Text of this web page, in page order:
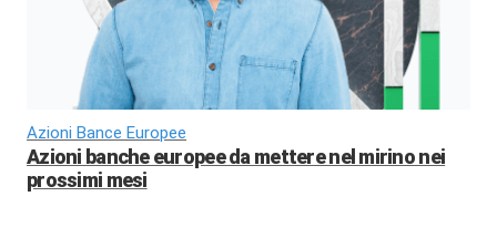
Azioni Bance Europee
Azioni banche europee da mettere nel mirino nei
prossimi mesi